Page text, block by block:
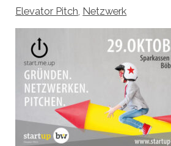
Elevator Pitch, Netzwerk